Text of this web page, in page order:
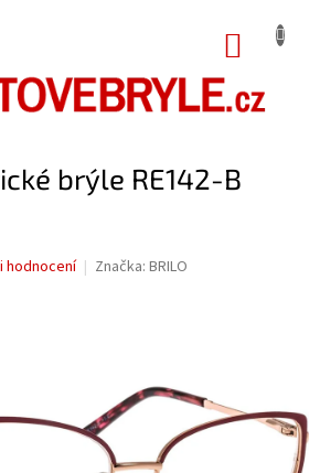
brýle RE142-B
hodnocení Značka: BRILO